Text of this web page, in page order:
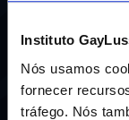
Instituto
Nós usamos
fornecer
tráfego. Nós
Uma escola com
educação
nosso DNA e
ENEM em
Estado e a